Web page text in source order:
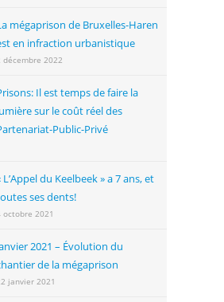
mégaprison de Bruxelles-Haren
en infraction urbanistique
décembre 2022
Il est temps de faire la
sur le coût réel des
Public-Privé
L’Appel du Keelbeek » a 7 ans, et
ses dents!
octobre 2021
2021 – Évolution du
de la mégaprison
janvier 2021